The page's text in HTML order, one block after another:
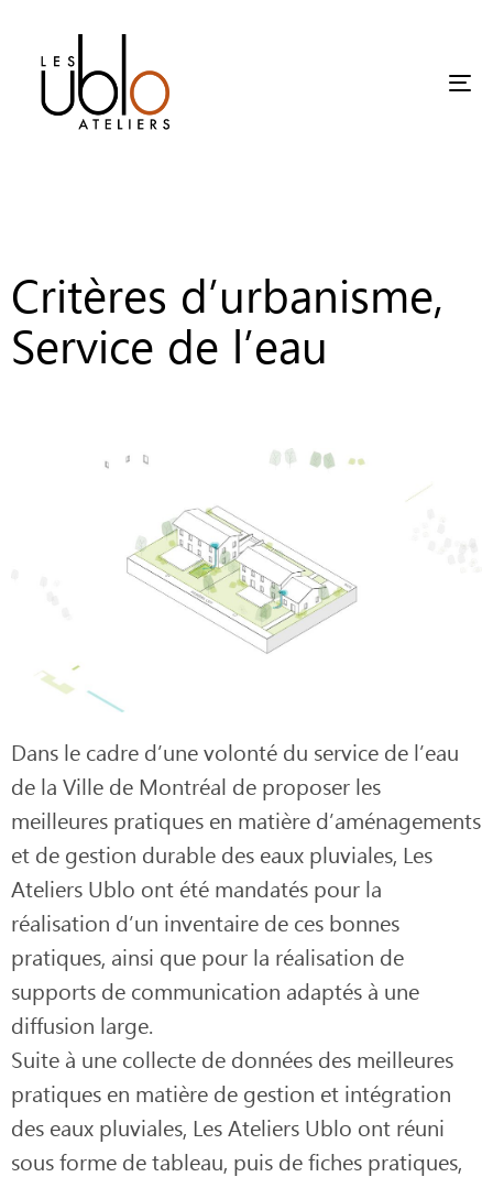
Critères d’urbanisme,
Service de l’eau
Dans le cadre d’une volonté du service de l’eau
de la Ville de Montréal de proposer les
meilleures pratiques en matière d’aménagements
et de gestion durable des eaux pluviales, Les
Ateliers Ublo ont été mandatés pour la
réalisation d’un inventaire de ces bonnes
pratiques, ainsi que pour la réalisation de
supports de communication adaptés à une
diffusion large.
Suite à une collecte de données des meilleures
pratiques en matière de gestion et intégration
des eaux pluviales, Les Ateliers Ublo ont réuni
sous forme de tableau, puis de fiches pratiques,